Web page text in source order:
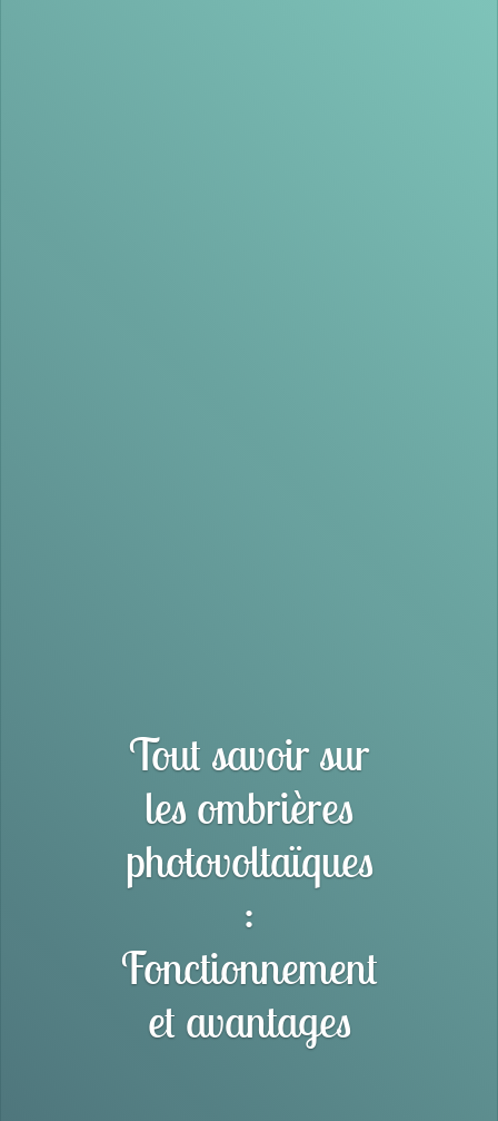
Tout savoir sur
les ombrières
photovoltaïques
:
Fonctionnement
et avantages